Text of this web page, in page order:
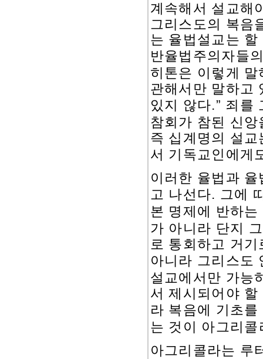
계속해서 설교해
그리스도의 복음
는 율법설교는
반율법주의자들
히톤은 이렇게 말
관해서만 말하고
있지 않다.” 죄를
참회가 참된 신
즉 십계명의 설
서 기독교인에게
이러한 율법과
고 나선다. 그에
본 명제에 반하는
가 아니라 단지
로 통회하고 거
아니라 그리스도
설교에서만 가능
서 제시되어야
라 복음에 기초
는 것이 아그리
아그리콜라는 루